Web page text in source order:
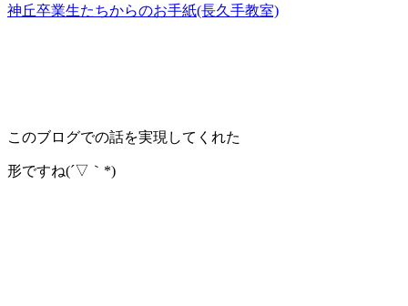
神丘卒業生たちからのお手紙(長久手教室)
このブログでの話を実現してくれた
形ですね(´▽｀*)